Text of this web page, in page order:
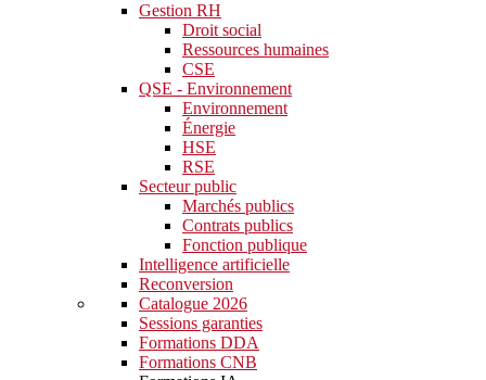
Gestion RH
Droit social
Ressources humaines
CSE
QSE - Environnement
Environnement
Énergie
HSE
RSE
Secteur public
Marchés publics
Contrats publics
Fonction publique
Intelligence artificielle
Reconversion
Catalogue 2026
Sessions garanties
Formations DDA
Formations CNB